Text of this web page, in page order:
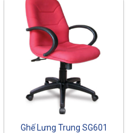
Ghế Lưng Trung SG601